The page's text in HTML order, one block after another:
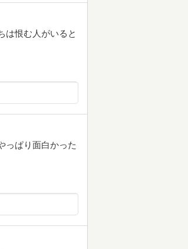
は恨む人がいると
っぱり面白かった